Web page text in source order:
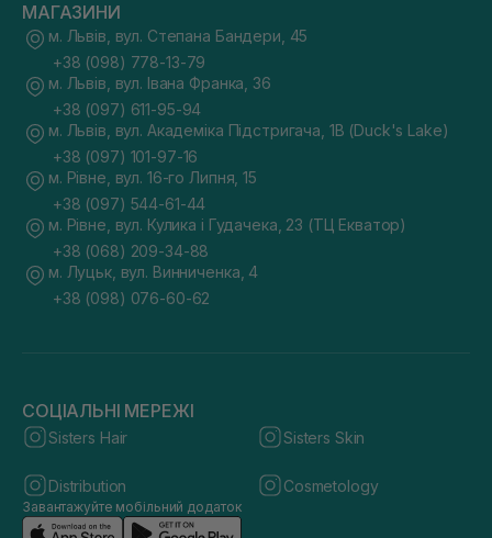
МАГАЗИНИ
м. Львів, вул. Степана Бандери, 45
+38 (098) 778-13-79
м. Львів, вул. Івана Франка, 36
+38 (097) 611-95-94
м. Львів, вул. Академіка Підстригача, 1В (Duck's Lake)
+38 (097) 101-97-16
м. Рівне, вул. 16-го Липня, 15
+38 (097) 544-61-44
м. Рівне, вул. Кулика і Гудачека, 23 (ТЦ Екватор)
+38 (068) 209-34-88
м. Луцьк, вул. Винниченка, 4
+38 (098) 076-60-62
СОЦІАЛЬНІ МЕРЕЖІ
Sisters Hair Sisters Skin
Distribution Cosmetology
Завантажуйте мобільний додаток